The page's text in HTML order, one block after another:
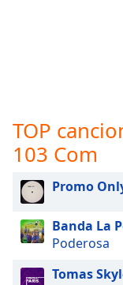
opens
subtitles
settings
dialog
subtitles
off
selected
Audio
Track
TOP
103 Com
Promo
Banda La
Poderosa
Tomas